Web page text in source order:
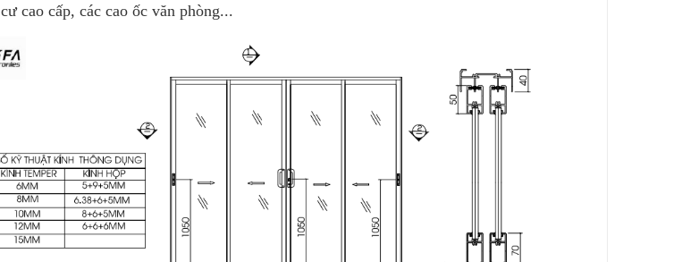
cao cấp, các cao ốc văn phòng...